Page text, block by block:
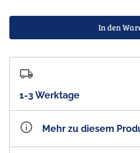
In den
1-3 Werktage
Mehr zu diesem